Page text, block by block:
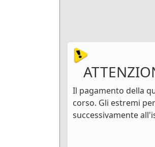
Il pagamento della
corso. Gli estremi
successivamente